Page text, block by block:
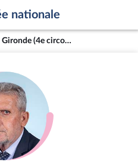
nationale
M. Alain David - Gironde (4e circonscription)